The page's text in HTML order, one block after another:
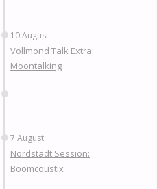
10 August
Vollmond Talk Extra:
Moontalking
7 August
Nordstadt Session:
Boomcoustix